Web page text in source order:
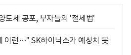
도세 공포, 부자들의 '절세법'
이런…" SK하이닉스가 예상치 못